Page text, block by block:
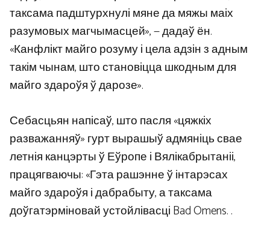
таксама падштурхнулі мяне да мяжы маіх
разумовых магчымасцей», — дадаў ён.
«Канфлікт майго розуму і цела адзін з адным
такім чынам, што становіцца шкодным для
майго здароўя ў дарозе».
Себасцьян напісаў, што пасля «цяжкіх
разважанняў» гурт вырашыў адмяніць свае
летнія канцэрты ў Еўропе і Вялікабрытаніі,
працягваючы: «Гэта рашэнне ў інтарэсах
майго здароўя і дабрабыту, а таксама
доўгатэрміновай устойлівасці Bad Omens. .